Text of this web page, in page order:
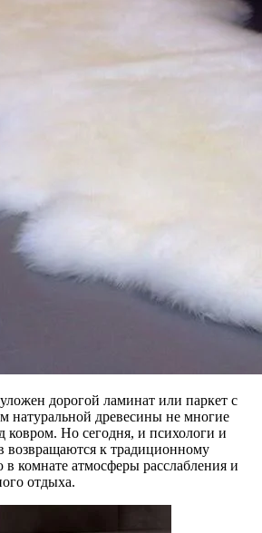
дорогой ламинат или паркет с
натуральной древесины не многие
ковром. Но сегодня, и психологи и
возвращаются к традиционному
комнате атмосферы расслабления и
отдыха.